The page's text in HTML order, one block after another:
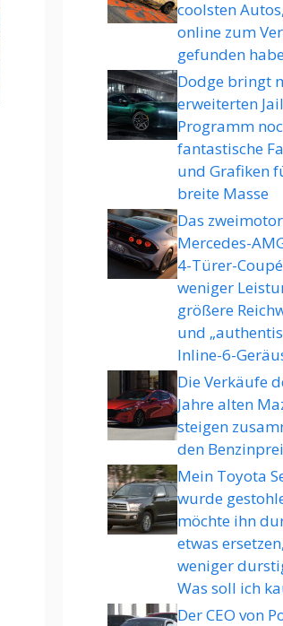
coolsten
online zum
gefunden
Dodge bringt
erweiterten
Programm
fantastische
und Grafiken
breite Masse
Das
Mercedes-
4-Türer-
weniger
größere
und
Inline-6-
Die Verkäufe
Jahre alten
steigen
den
Mein Toyota
wurde
möchte ihn
etwas
weniger
Was soll ich
Der CEO von